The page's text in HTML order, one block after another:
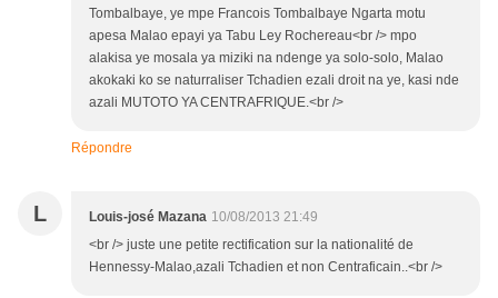
Tombalbaye, ye mpe Francois Tombalbaye Ngarta motu
apesa Malao epayi ya Tabu Ley Rochereau<br /> mpo
alakisa ye mosala ya miziki na ndenge ya solo-solo, Malao
akokaki ko se naturraliser Tchadien ezali droit na ye, kasi nde
azali MUTOTO YA CENTRAFRIQUE.<br />
Répondre
L Louis-josé Mazana 10/08/2013 21:49
<br /> juste une petite rectification sur la nationalité de
Hennessy-Malao,azali Tchadien et non Centraficain..<br />